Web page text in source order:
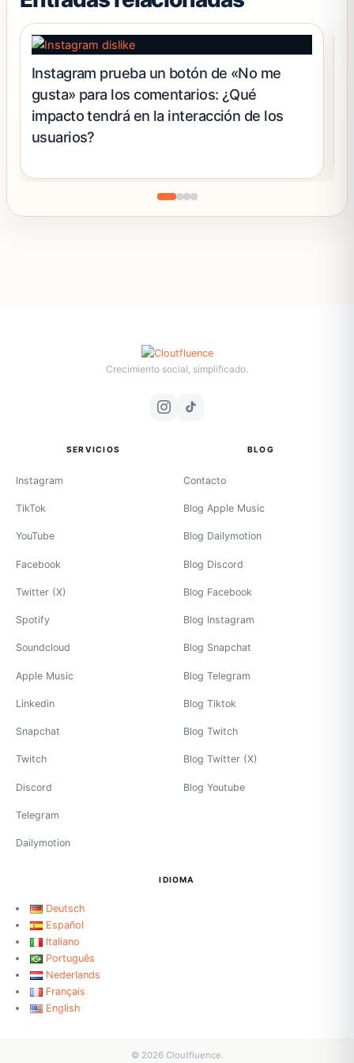
de
producto
Instagram prueba un botón de «No me
gusta» para los comentarios: ¿Qué
impacto tendrá en la interacción de los
usuarios?
Crecimiento social, simplificado.
SERVICIOS
Instagram
TikTok
YouTube
Facebook
Twitter (X)
Spotify
Soundcloud
Apple Music
Linkedin
Snapchat
Twitch
Discord
Telegram
Dailymotion
BLOG
Contacto
Blog Apple Music
Blog Dailymotion
Blog Discord
Blog Facebook
Blog Instagram
Blog Snapchat
Blog Telegram
Blog Tiktok
Blog Twitch
Blog Twitter (X)
Blog Youtube
IDIOMA
Deutsch
Español
Italiano
Português
Nederlands
Français
English
© 2026 Cloutfluence.